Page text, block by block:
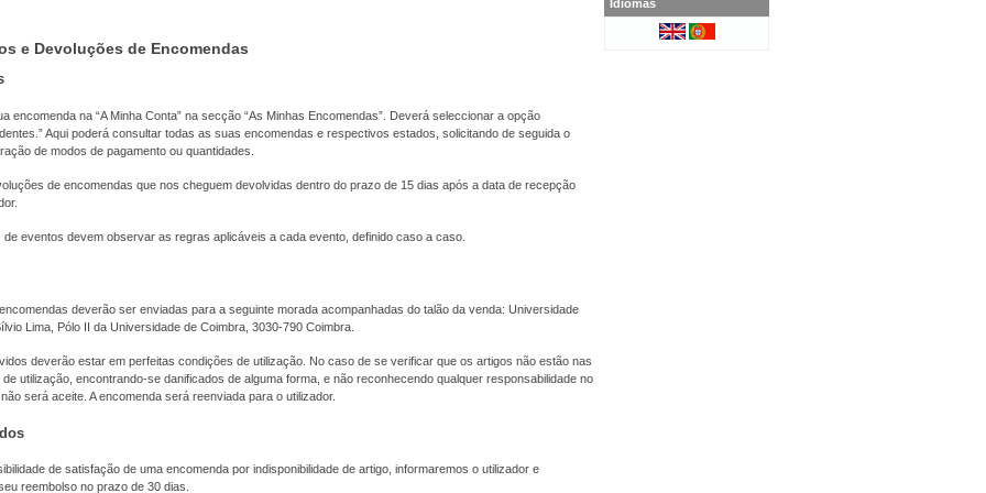
e Devoluções de Encomendas
encomenda na “A Minha Conta” na secção “As Minhas Encomendas”. Deverá seleccionar a opção
Aqui poderá consultar todas as suas encomendas e respectivos estados, solicitando de seguida o
de modos de pagamento ou quantidades.
de encomendas que nos cheguem devolvidas dentro do prazo de 15 dias após a data de recepção
eventos devem observar as regras aplicáveis a cada evento, definido caso a caso.
deverão ser enviadas para a seguinte morada acompanhadas do talão da venda: Universidade
Lima, Pólo II da Universidade de Coimbra, 3030-790 Coimbra.
deverão estar em perfeitas condições de utilização. No caso de se verificar que os artigos não estão nas
utilização, encontrando-se danificados de alguma forma, e não reconhecendo qualquer responsabilidade no
será aceite. A encomenda será reenviada para o utilizador.
de satisfação de uma encomenda por indisponibilidade de artigo, informaremos o utilizador e
reembolso no prazo de 30 dias.
Idiomas